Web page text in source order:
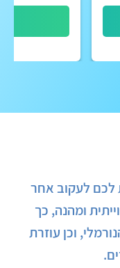
לכם לעקוב אחר
ומהנה, כך
וכן עוזרת